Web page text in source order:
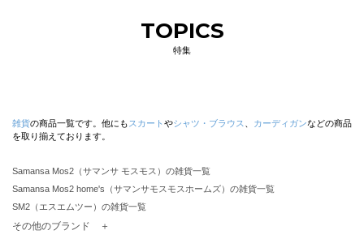
TOPICS
特集
雑貨の商品一覧です。他にも スカート やシャツ・ブラウス カーディガンなどの商品
を取り揃えております。
Samansa Mos2（サマンサ モスモス）の雑貨一覧
Samansa Mos2 home's（サマンサモスモスホームズ）の雑貨一覧
SM2（エスエムツー）の雑貨一覧
TSUHARU by Samansa Mos2（ツハルバイサマンサモスモス）の雑貨一覧
その他のブランド ＋